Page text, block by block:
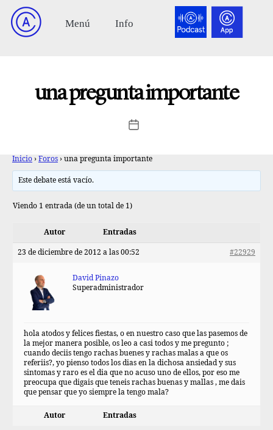
una pregunta importante
Inicio › Foros › una pregunta importante
Este debate está vacío.
Viendo 1 entrada (de un total de 1)
Autor Entradas
23 de diciembre de 2012 a las 00:52 #22929
David Pinazo
Superadministrador
hola atodos y felices fiestas, o en nuestro caso que las pasemos de
la mejor manera posible, os leo a casi todos y me pregunto ;
cuando deciis tengo rachas buenes y rachas malas a que os
referiis?, yo pienso todos los dias en la dichosa ansiedad y sus
sintomas y raro es el dia que no acuso uno de ellos, por eso me
preocupa que digais que teneis rachas buenas y mallas , me dais
que pensar que yo siempre la tengo mala?
Autor Entradas